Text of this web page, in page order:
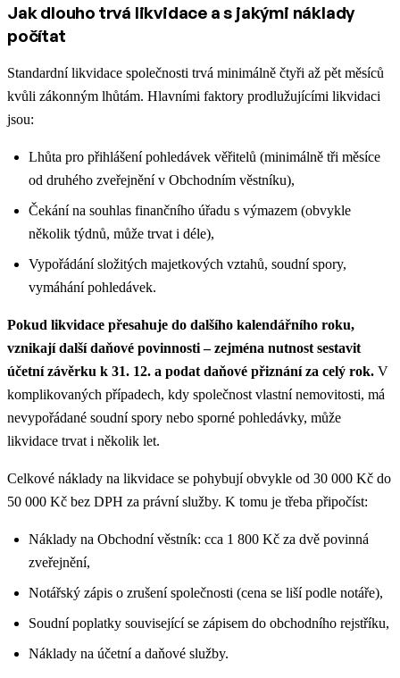
Jak dlouho trvá likvidace a s jakými náklady
počítat
Standardní likvidace společnosti trvá minimálně čtyři až pět měsíců
kvůli zákonným lhůtám. Hlavními faktory prodlužujícími likvidaci
jsou:​
Lhůta pro přihlášení pohledávek věřitelů (minimálně tři měsíce
od druhého zveřejnění v Obchodním věstníku),​
Čekání na souhlas finančního úřadu s výmazem (obvykle
několik týdnů, může trvat i déle),
Vypořádání složitých majetkových vztahů, soudní spory,
vymáhání pohledávek.
Pokud likvidace přesahuje do dalšího kalendářního roku,
vznikají další daňové povinnosti – zejména nutnost sestavit
účetní závěrku k 31. 12. a podat daňové přiznání za celý rok. V
komplikovaných případech, kdy společnost vlastní nemovitosti, má
nevypořádané soudní spory nebo sporné pohledávky, může
likvidace trvat i několik let.
Celkové náklady na likvidace se pohybují obvykle od 30 000 Kč do
50 000 Kč bez DPH za právní služby. K tomu je třeba připočíst:
Náklady na Obchodní věstník: cca 1 800 Kč za dvě povinná
zveřejnění,
Notářský zápis o zrušení společnosti (cena se liší podle notáře),
Soudní poplatky související se zápisem do obchodního rejstříku,
Náklady na účetní a daňové služby.